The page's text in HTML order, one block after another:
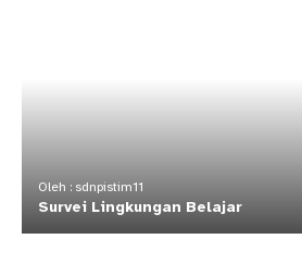
Oleh : sdnpistim11
Survei Lingkungan Belajar